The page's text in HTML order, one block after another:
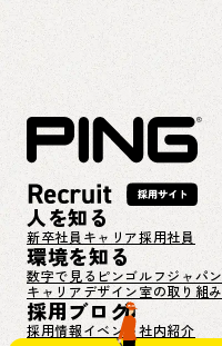
人を知る
新卒社員 キャリア採用社員
環境を知る
数字で見るピンゴルフジャパン
キャリアデザイン室の取り組み
採用ブログ
採用情報イベント社内紹介